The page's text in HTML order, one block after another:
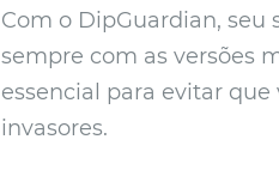
Com o DipGuardian,
sempre com as versões
essencial para evitar
invasores.